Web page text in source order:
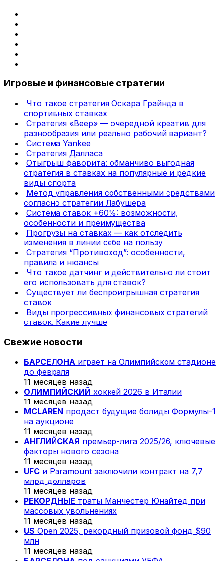
Игровые и финансовые стратегии
Что такое стратегия Оскара Грайнда в
спортивных ставках
Стратегия «Веер» — очередной креатив для
разнообразия или реально рабочий вариант?
Система Yankee
Стратегия Далласа
Отыгрыш фаворита: обманчиво выгодная
стратегия в ставках на популярные и редкие
виды спорта
Метод управления собственными средствами
согласно стратегии Лабушера
Система ставок +60%: возможности,
особенности и преимущества
Прогрузы на ставках — как отследить
изменения в линии себе на пользу
Стратегия “Противоход”: особенности,
правила и нюансы
Что такое датчинг и действительно ли стоит
его использовать для ставок?
Существует ли беспроигрышная стратегия
ставок
Виды прогрессивных финансовых стратегий
ставок. Какие лучше
Свежие новости
БАРСЕЛОНА играет на Олимпийском стадионе
до февраля
11 месяцев назад
ОЛИМПИЙСКИЙ хоккей 2026 в Италии
11 месяцев назад
MCLAREN продаст будущие болиды Формулы-1
на аукционе
11 месяцев назад
АНГЛИЙСКАЯ премьер-лига 2025/26, ключевые
факторы нового сезона
11 месяцев назад
UFC и Paramount заключили контракт на 7,7
млрд долларов
11 месяцев назад
РЕКОРДНЫЕ траты Манчестер Юнайтед при
массовых увольнениях
11 месяцев назад
US Open 2025, рекордный призовой фонд $90
млн
11 месяцев назад